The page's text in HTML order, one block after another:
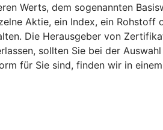
Werts, dem sogenannten
Aktie, ein Index, ein Rohstoff
Die Herausgeber von
sollten Sie bei der
für Sie sind, finden wir in